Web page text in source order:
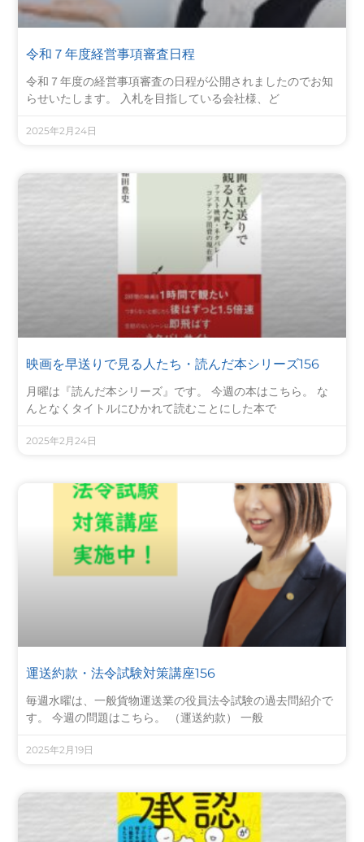
令和７年度経営事項審査日程
令和７年度の経営事項審査の日程が公開されましたのでお知
らせいたします。 入札を目指している会社様、ど
2025年2月24日
映画を早送りで見る人たち・読んだ本シリーズ156
月曜は『読んだ本シリーズ』です。 今週の本はこちら。 な
んとなくタイトルにひかれて読むことにした本で
2025年2月24日
運送約款・法令試験対策講座156
毎週水曜は、一般貨物運送業の役員法令試験の過去問紹介で
す。 今週の問題はこちら。 （運送約款） 一般
2025年2月19日